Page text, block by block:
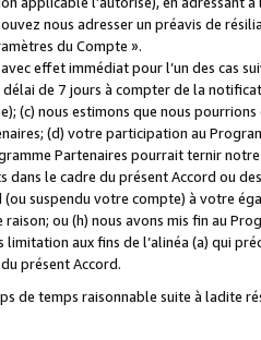
nous adresser un préavis de
du Compte ».
effet immédiat pour l’un des cas
de 7 jours à compter de la
nous estimons que nous
(d) votre participation au
Partenaires pourrait ternir
le cadre du présent Accord ou
suspendu votre compte) à votre
ou (h) nous avons mis fin au
aux fins de l’alinéa (a) qui
présent Accord.
de temps raisonnable suite à ladite